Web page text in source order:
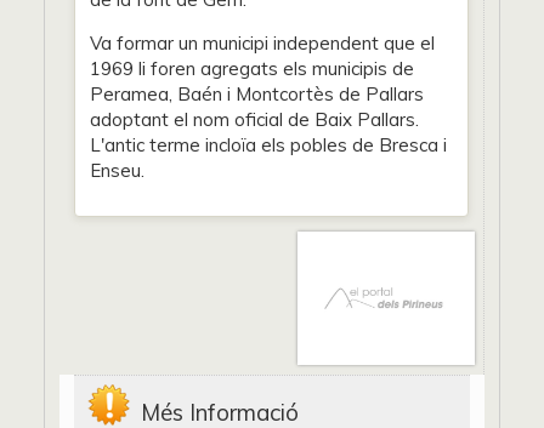
Va formar un municipi independent que el
1969 li foren agregats els municipis de
Peramea, Baén i Montcortès de Pallars
adoptant el nom oficial de Baix Pallars.
L'antic terme incloïa els pobles de Bresca i
Enseu.
Més Informació